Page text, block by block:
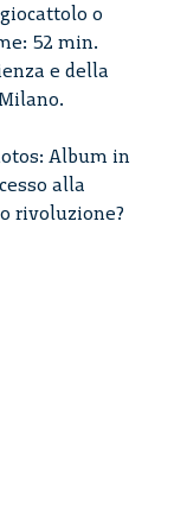
o
52 min.
e della
Album in
alla
rivoluzione?